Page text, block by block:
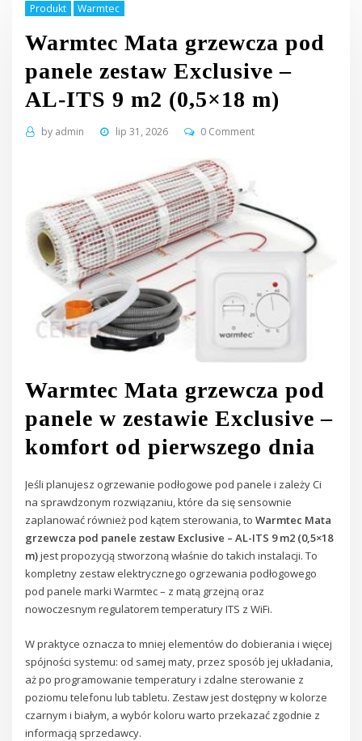
Produkt Warmtec
Warmtec Mata grzewcza pod
panele zestaw Exclusive –
AL-ITS 9 m2 (0,5×18 m)
by admin lip 31, 2026 0 Comment
Warmtec Mata grzewcza pod
panele w zestawie Exclusive –
komfort od pierwszego dnia
Jeśli planujesz ogrzewanie podłogowe pod panele i zależy Ci
na sprawdzonym rozwiązaniu, które da się sensownie
zaplanować również pod kątem sterowania, toWarmtec Mata
grzewcza pod panele zestaw Exclusive – AL-ITS 9 m2 (0,5×18
m)jest propozycją stworzoną właśnie do takich instalacji. To
kompletny zestaw elektrycznego ogrzewania podłogowego
pod panele marki Warmtec – z matą grzejną oraz
nowoczesnym regulatorem temperatury ITS z WiFi.
W praktyce oznacza to mniej elementów do dobierania i więcej
spójności systemu: od samej maty, przez sposób jej układania,
aż po programowanie temperatury i zdalne sterowanie z
poziomu telefonu lub tabletu. Zestaw jest dostępny w kolorze
czarnym i białym, a wybór koloru warto przekazać zgodnie z
informacją sprzedawcy.